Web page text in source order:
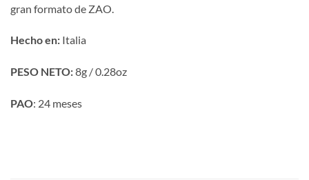
gran formato de ZAO.
Hecho en: Italia
PESO NETO:8g / 0.28oz
PAO: 24 meses